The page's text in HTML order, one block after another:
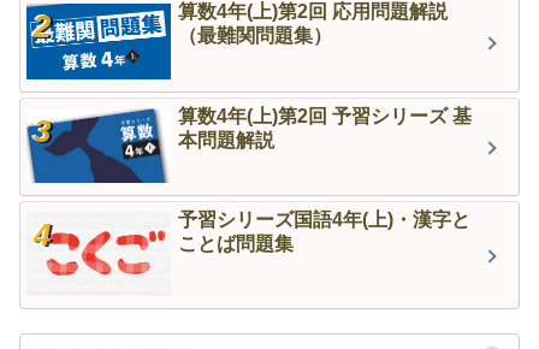
算数4年(上)第2回 応用問題解説
（最難関問題集）
算数4年(上)第2回 予習シリーズ 基
本問題解説
予習シリーズ国語4年(上)・漢字と
ことば問題集